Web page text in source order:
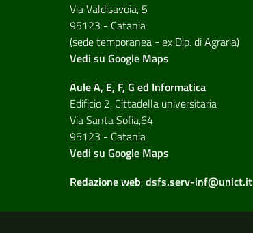
Via Valdisavoia, 5
95123 - Catania
(sede temporanea - ex Dip. di Agraria)
Vedi su Google Maps
Aule A, E, F, G ed Informatica
Edificio 2, Cittadella universitaria
Via Santa Sofia,64
95123 - Catania
Vedi su Google Maps
Redazione web:dsfs.serv-inf@unict.it